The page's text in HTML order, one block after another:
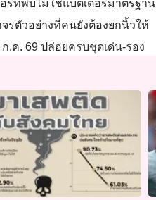
อรี่ที่พบไม่ใช่แบตเตอรี่มาตรฐา
รตัวอย่างที่คนยังต้องยกนิ้วให้
ก.ค. 69 ปล่อยครบชุดเด่น-รอง